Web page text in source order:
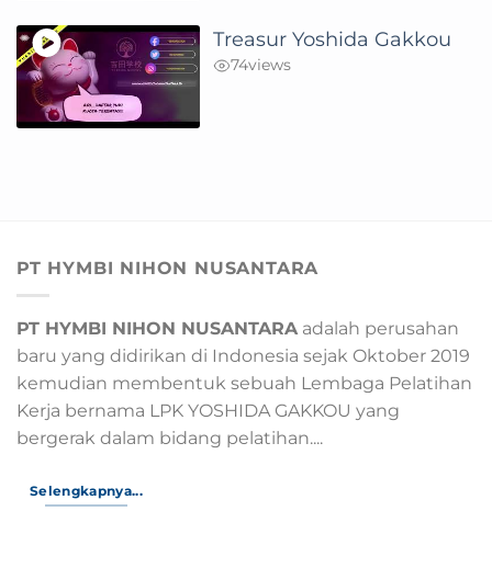
Treasur Yoshida Gakkou
74views
PT HYMBI NIHON NUSANTARA
PT HYMBI NIHON NUSANTARAadalah perusahan
baru yang didirikan di Indonesia sejak Oktober 2019
kemudian membentuk sebuah Lembaga Pelatihan
Kerja bernama LPK YOSHIDA GAKKOU yang
bergerak dalam bidang pelatihan....
Selengkapnya...